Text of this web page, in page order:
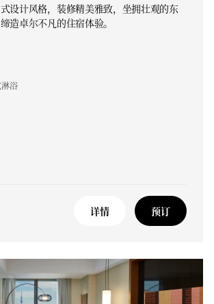
设计风格，装修精美雅致，坐拥壮观的东
造卓尔不凡的住宿体验。
浴
详情 预订